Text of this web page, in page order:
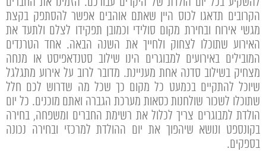
הקרובים תדאגו לכוס היין שאתם אוהבים אפשר להסתפק בקצת
מגשי אירוח ובחירת מקום סולידי וכמובן תפקידו לצלם ולתעד את
האירוע שתוכלו לצחוק ולחייך את השנה הבאה. אחד הטרנדים
המובילים באירועים למבוגרים הינו שילוב סטנדאפיסט או מנחה
מצחיק בשילוב סדנה אחת מעניינת. מדובר לרוב על אירוע מתגלגל
שיוכל להתקיים בכמעט כל מקום כך שכל מה שדרוש לכם חלל
שתוכלו לשכור שולחנות כסאות מערכת הגברה ואתם מוכנים. כל יום
הולדת למבוגרים צריך לכלול את רשימת החברים ומשפחה, בחירה
בקונספט ונושא שיהפוך את יום ההולדת למרכזי ובחירה נכונה
בספקים.